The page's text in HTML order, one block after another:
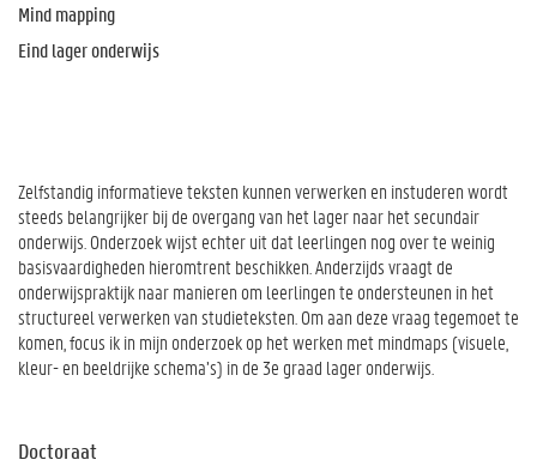
Mind mapping
Eind lager onderwijs
Zelfstandig informatieve teksten kunnen verwerken en instuderen wordt
steeds belangrijker bij de overgang van het lager naar het secundair
onderwijs. Onderzoek wijst echter uit dat leerlingen nog over te weinig
basisvaardigheden hieromtrent beschikken. Anderzijds vraagt de
onderwijspraktijk naar manieren om leerlingen te ondersteunen in het
structureel verwerken van studieteksten. Om aan deze vraag tegemoet te
komen, focus ik in mijn onderzoek op het werken met mindmaps (visuele,
kleur- en beeldrijke schema’s) in de 3e graad lager onderwijs.
Doctoraat